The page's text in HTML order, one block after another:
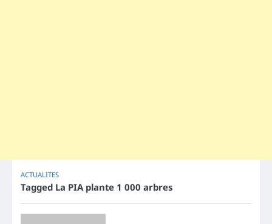
ACTUALITES
Tagged La PIA plante 1 000 arbres